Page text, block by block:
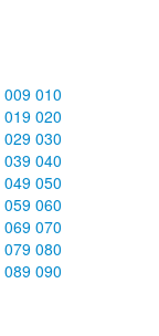
009 010
019 020
029 030
039 040
049 050
059 060
069 070
079 080
089 090